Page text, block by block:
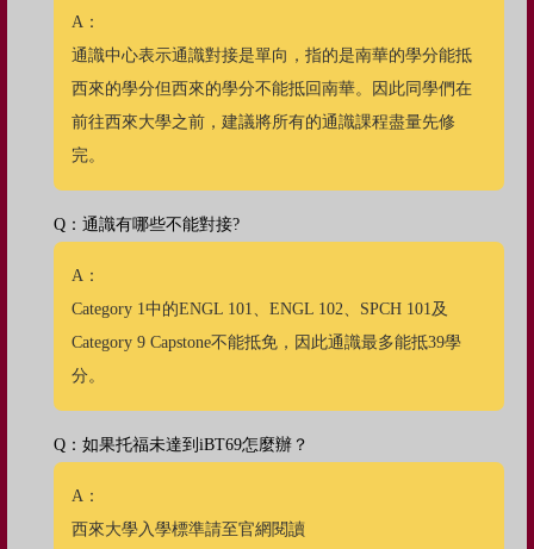
A：
通識中心表示通識對接是單向，指的是南華的學分能抵
西來的學分但西來的學分不能抵回南華。因此同學們在
前往西來大學之前，建議將所有的通識課程盡量先修
完。
Q：通識有哪些不能對接?
A：
Category 1中的ENGL 101、ENGL 102、SPCH 101及
Category 9 Capstone不能抵免，因此通識最多能抵39學
分。
Q：如果托福未達到iBT69怎麼辦？
A：
西來大學入學標準請至官網閱讀